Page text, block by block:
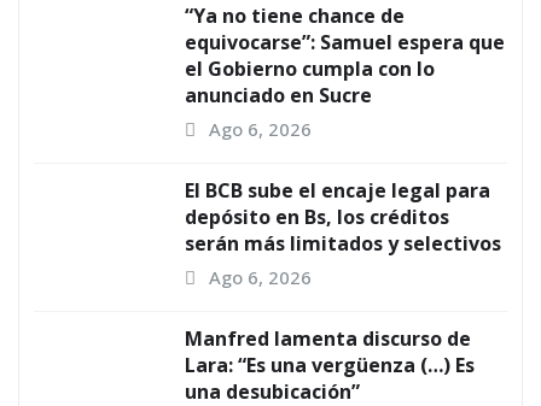
“Ya no tiene chance de
equivocarse”: Samuel espera que
el Gobierno cumpla con lo
anunciado en Sucre
Ago 6, 2026
El BCB sube el encaje legal para
depósito en Bs, los créditos
serán más limitados y selectivos
Ago 6, 2026
Manfred lamenta discurso de
Lara: “Es una vergüenza (…) Es
una desubicación”